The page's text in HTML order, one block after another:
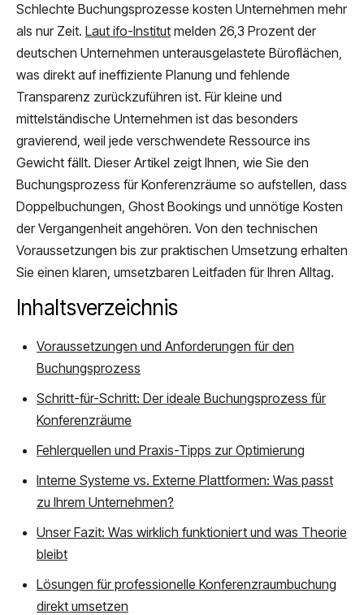
Schlechte Buchungsprozesse kosten Unternehmen mehr
als nur Zeit. Laut ifo-Institut melden 26,3 Prozent der
deutschen Unternehmen unterausgelastete Büroflächen,
was direkt auf ineffiziente Planung und fehlende
Transparenz zurückzuführen ist. Für kleine und
mittelständische Unternehmen ist das besonders
gravierend, weil jede verschwendete Ressource ins
Gewicht fällt. Dieser Artikel zeigt Ihnen, wie Sie den
Buchungsprozess für Konferenzräume so aufstellen, dass
Doppelbuchungen, Ghost Bookings und unnötige Kosten
der Vergangenheit angehören. Von den technischen
Voraussetzungen bis zur praktischen Umsetzung erhalten
Sie einen klaren, umsetzbaren Leitfaden für Ihren Alltag.
Inhaltsverzeichnis
Voraussetzungen und Anforderungen für den
Buchungsprozess
Schritt-für-Schritt: Der ideale Buchungsprozess für
Konferenzräume
Fehlerquellen und Praxis-Tipps zur Optimierung
Interne Systeme vs. Externe Plattformen: Was passt
zu Ihrem Unternehmen?
Unser Fazit: Was wirklich funktioniert und was Theorie
bleibt
Lösungen für professionelle Konferenzraumbuchung
direkt umsetzen